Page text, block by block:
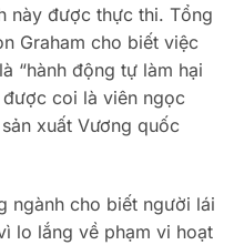
này được thực thi. Tổng
Graham cho biết việc
“hành động tự làm hại
coi là viên ngọc
xuất Vương quốc
ngành cho biết người lái
lo lắng về phạm vi hoạt